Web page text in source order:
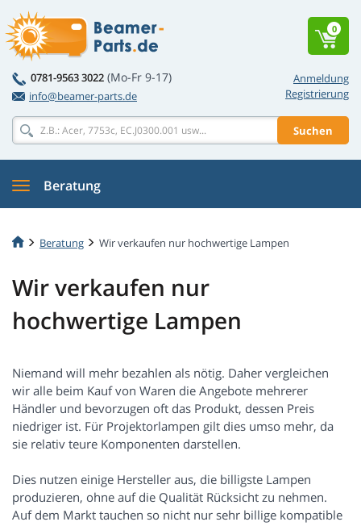
Anmeldung
Registrierung
0781-9563 3022 (Mo-Fr 9-17)
info@beamer-parts.de
Suchen
0
Beratung
Beratung Wir verkaufen nur hochwertige Lampen
Wir verkaufen nur
hochwertige Lampen
Niemand will mehr bezahlen als nötig. Daher vergleichen
wir alle beim Kauf von Waren die Angebote mehrerer
Händler und bevorzugen oft das Produkt, dessen Preis
niedriger ist. Für Projektorlampen gilt dies umso mehr, da
sie relativ teure Komponenten darstellen.
Dies nutzen einige Hersteller aus, die billigste Lampen
produzieren, ohne auf die Qualität Rücksicht zu nehmen.
Auf dem Markt tauchen so nicht nur sehr billige kompatible